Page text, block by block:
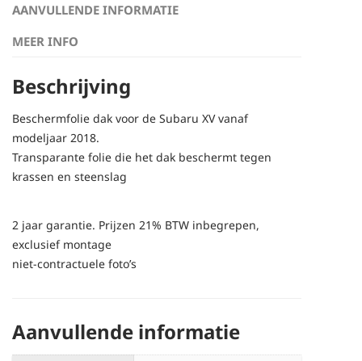
AANVULLENDE INFORMATIE
MEER INFO
Beschrijving
Beschermfolie dak voor de Subaru XV vanaf
modeljaar 2018.
Transparante folie die het dak beschermt tegen
krassen en steenslag
2 jaar garantie. Prijzen 21% BTW inbegrepen,
exclusief montage
niet-contractuele foto’s
Aanvullende informatie